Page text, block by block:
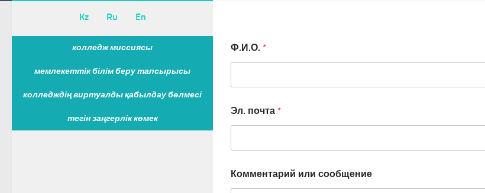
Ф.И.О. *
Эл. почта *
Комментарий или сообщение
Kz Ru En
колледж миссиясы
мемлекеттік білім беру тапсырысы
колледждің виртуалды қабылдау бөлмесі
тегін заңгерлік көмек